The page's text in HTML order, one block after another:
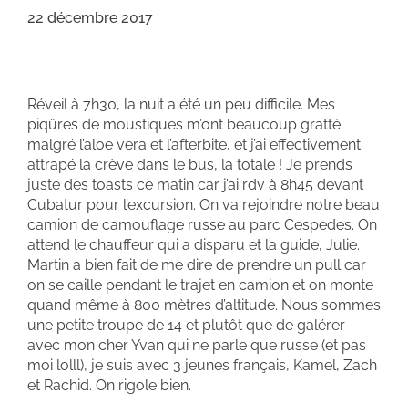
22 décembre 2017
Réveil à 7h30, la nuit a été un peu difficile. Mes
piqûres de moustiques m’ont beaucoup gratté
malgré l’aloe vera et l’afterbite, et j’ai effectivement
attrapé la crève dans le bus, la totale ! Je prends
juste des toasts ce matin car j’ai rdv à 8h45 devant
Cubatur pour l’excursion. On va rejoindre notre beau
camion de camouflage russe au parc Cespedes. On
attend le chauffeur qui a disparu et la guide, Julie.
Martin a bien fait de me dire de prendre un pull car
on se caille pendant le trajet en camion et on monte
quand même à 800 mètres d’altitude. Nous sommes
une petite troupe de 14 et plutôt que de galérer
avec mon cher Yvan qui ne parle que russe (et pas
moi lolll), je suis avec 3 jeunes français, Kamel, Zach
et Rachid. On rigole bien.